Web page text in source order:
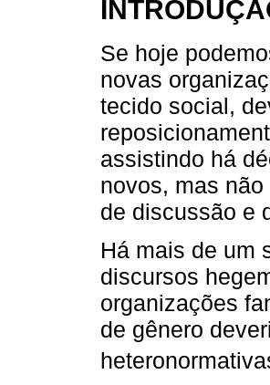
Se hoje
novas
tecido social,
assistindo há
novos, mas
de discussão e
Há mais de um
discursos
organizações
de gênero